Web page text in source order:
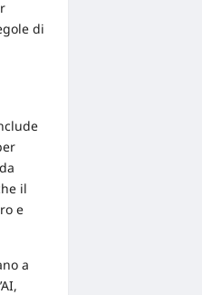
di
il
e
a